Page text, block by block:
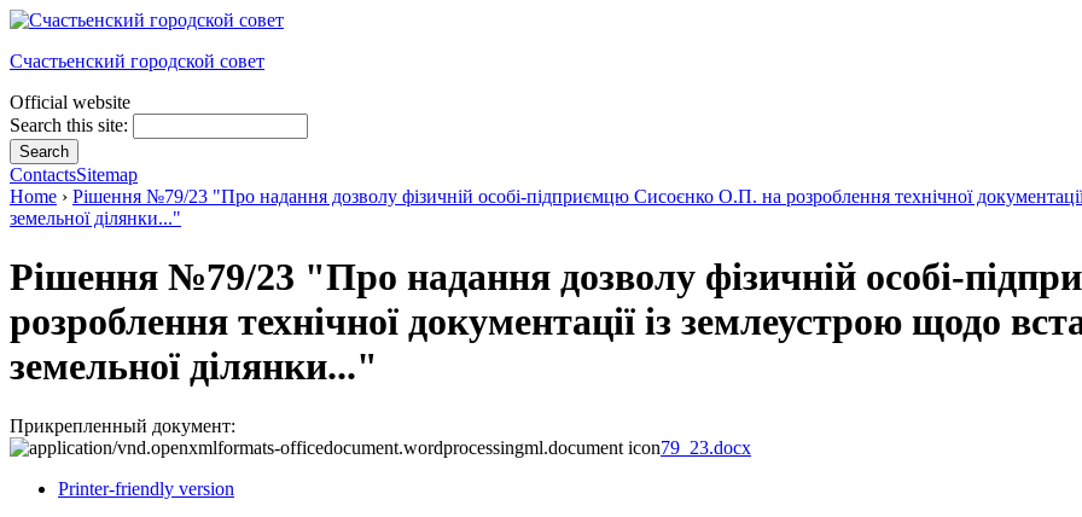
Счастьенский городской совет
Official website
Search this site:
ContactsSitemap
Home › Рішення №79/23 "Про надання дозволу фізичній особі-підприємцю Сисоєнко О.П. на розроблення технічної
земельної ділянки..."
Рішення №79/23 "Про надання дозволу фізичній особі-
розроблення технічної документації із землеустрою щодо
земельної ділянки..."
Прикрепленный документ:
79_23.docx
Printer-friendly version